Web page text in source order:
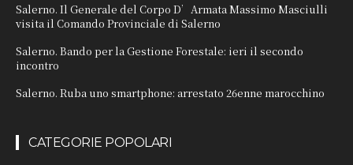
Salerno. Il Generale del Corpo D’Armata Massimo Masciulli
visita il Comando Provinciale di Salerno
Salerno. Bando per la Gestione Forestale: ieri il secondo
incontro
Salerno. Ruba uno smartphone: arrestato 26enne marocchino
CATEGORIE POPOLARI